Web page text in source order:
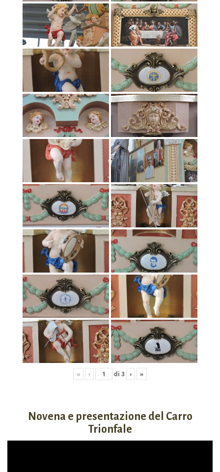
« ‹ di 3 › »
Novena e presentazione del Carro
Trionfale